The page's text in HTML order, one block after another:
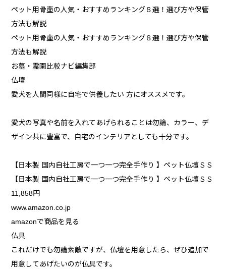
ペット用骨壷の人気・おすすめランキング８選！選び方や保管
方法も解説
ペット用骨壷の人気・おすすめランキング８選！選び方や保管
方法も解説
お墓・霊園比較ナビ編集部
仏壇
愛犬を人間同様に自宅で供養したい 方にオススメです。
愛犬の写真や名前を入れてあげられることは勿論、カラー、デ
ザイン共に豊富で、自宅のインテリアとしても十分です。
【日本製 国内自社工房で一つ一つ完全手作り 】ペット仏壇ＳＳ
【日本製 国内自社工房で一つ一つ完全手作り 】ペット仏壇ＳＳ
11,858円
www.amazon.co.jp
amazonで商品を見る
仏具
これだけでも勿論素敵ですが、仏壇を用意したら、ぜひ追加で
用意してあげたいのが仏具です。